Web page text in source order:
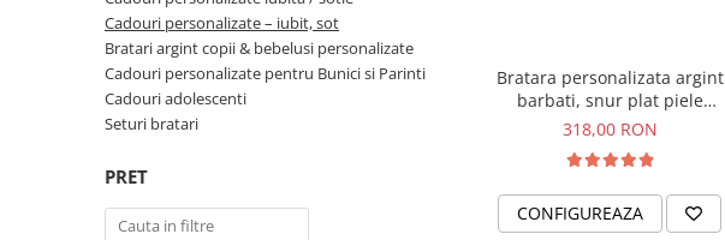
Cadouri personalizate – iubit, sot
Bratari argint copii & bebelusi personalizate
Cadouri personalizate pentru Bunici si Parinti
Cadouri adolescenti
Seturi bratari
PRET
Bratara personalizata argint
barbati, snur plat piele
naturala - Sa nu uiti...
318,00 RON
CONFIGUREAZA